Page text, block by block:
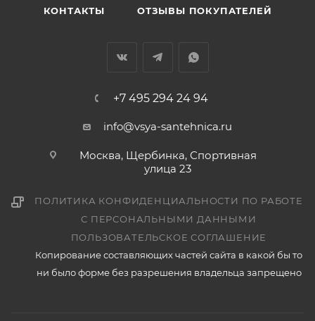
КОНТАКТЫ ОТЗЫВЫ ПОКУПАТЕЛЕЙ
+7 495 294 24 94
info@vsya-santehnica.ru
Москва, Щербинка, Спортивная
улица 23
ПОЛИТИКА КОНФИДЕНЦИАЛЬНОСТИ ПО РАБОТЕ
С ПЕРСОНАЛЬНЫМИ ДАННЫМИ
ПОЛЬЗОВАТЕЛЬСКОЕ СОГЛАШЕНИЕ
Копирование составляющих частей сайта в какой бы то
ни было форме без разрешения владельца запрещено